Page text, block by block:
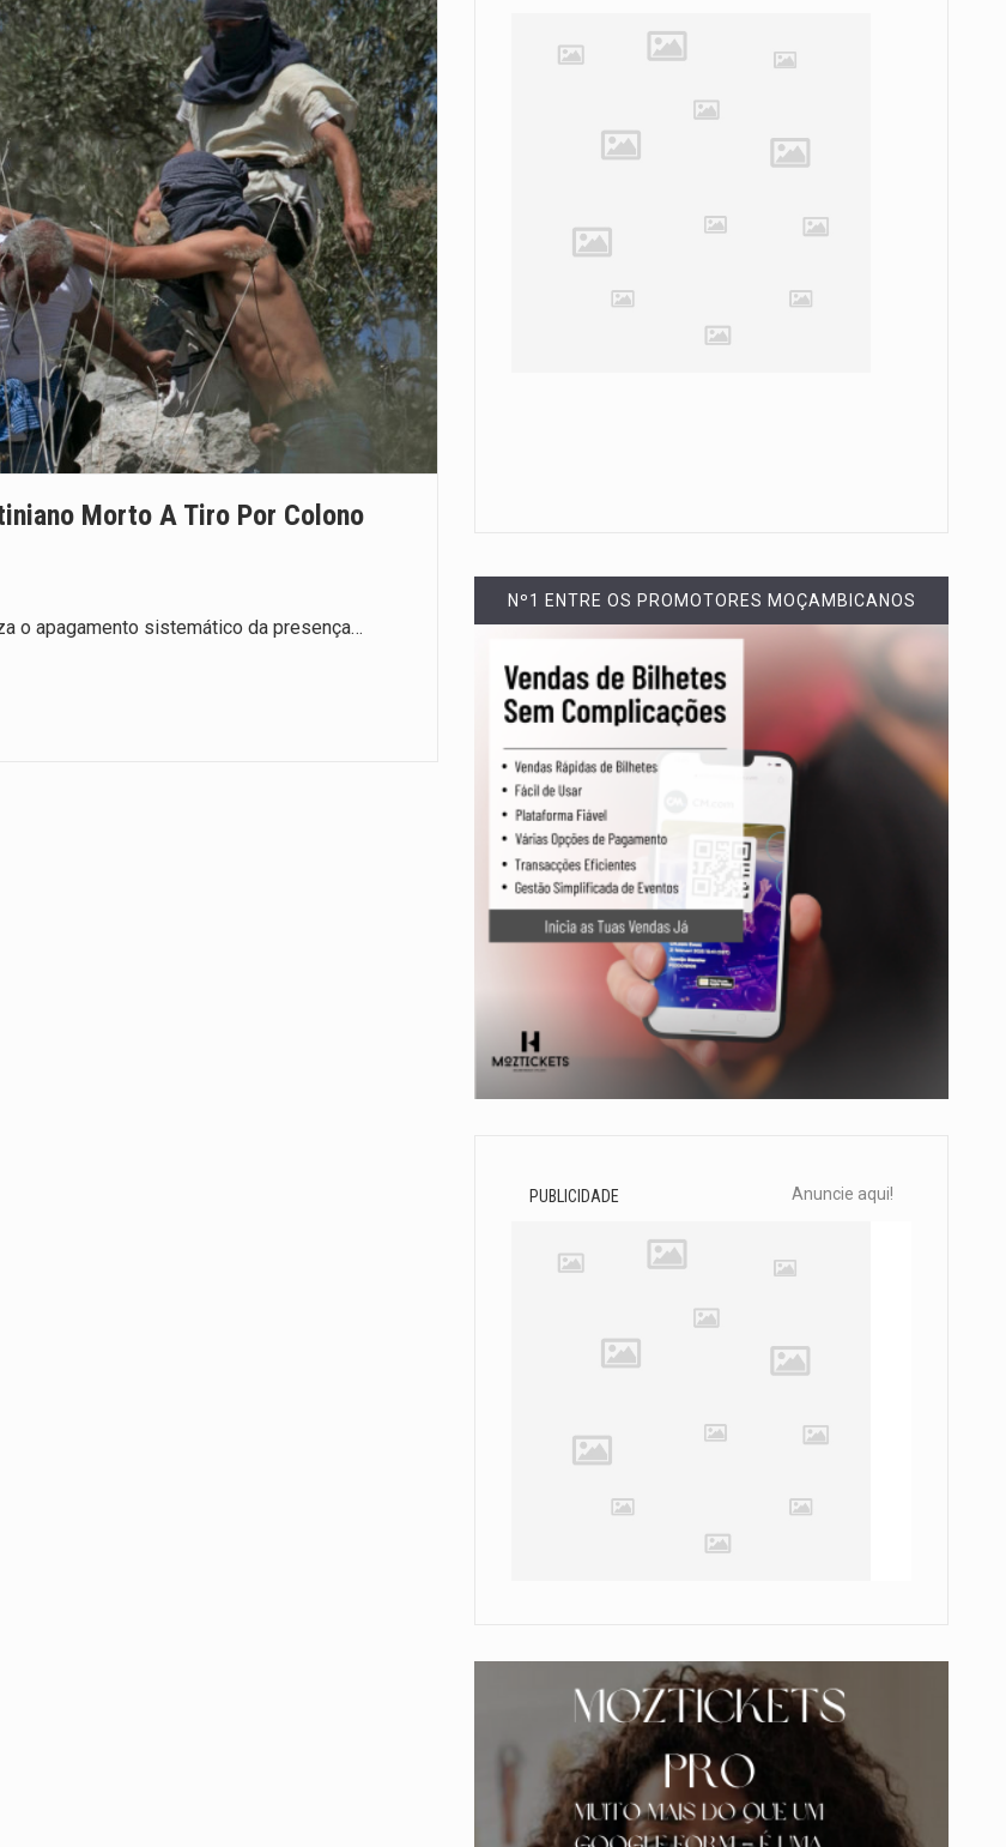
Morto A Tiro Por Colono
o apagamento sistemático da presença…
Nº1 ENTRE OS PROMOTORES MOÇAMBICANOS
PUBLICIDADE Anuncie aqui!